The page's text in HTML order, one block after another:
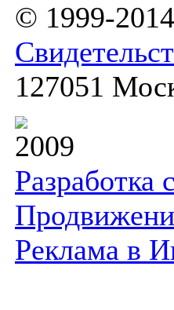
© 1999-
127051
2009
Разработка
Реклама в